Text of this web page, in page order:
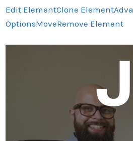
Edit ElementClone Element
OptionsMoveRemove Element